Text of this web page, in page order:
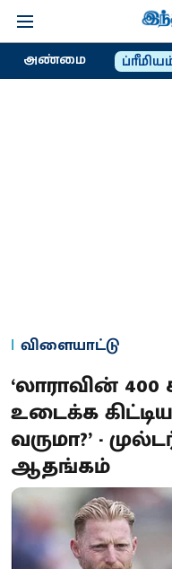
அண்மை
விளையாட்டு
‘லாராவின்
உடைக்க
வருமா?’ -
ஆதங்கம்